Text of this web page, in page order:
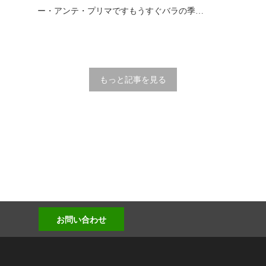
ー・アンテ・プリマですもうすぐバラの季…
もっと記事を見る
お問い合わせ